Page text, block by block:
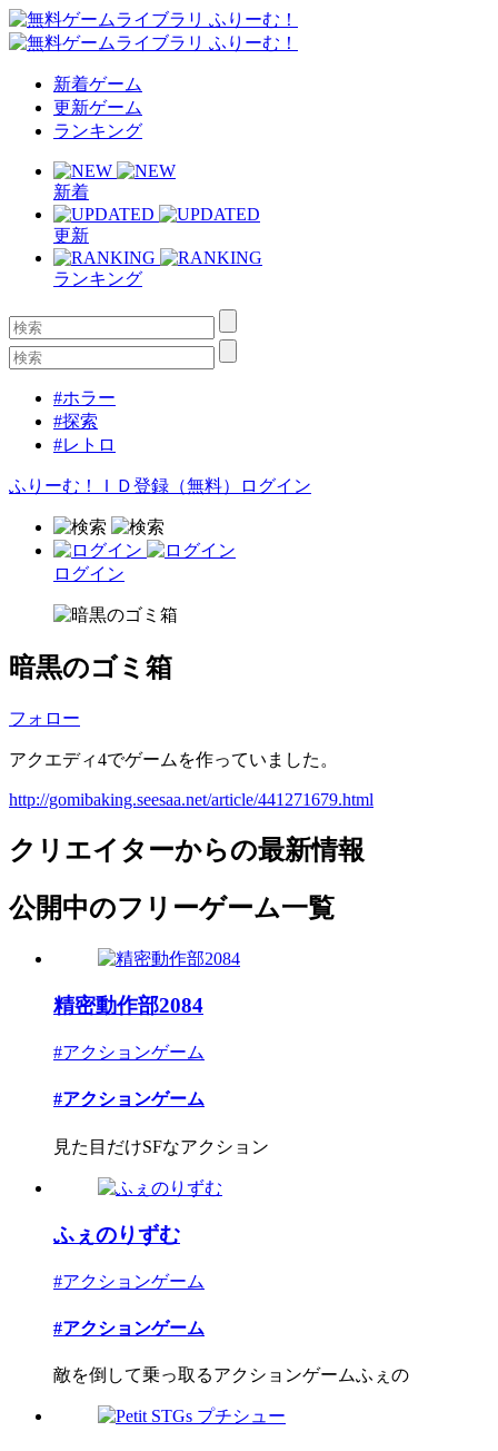
新着ゲーム
更新ゲーム
ランキング
新着
更新
ランキング
#ホラー
#探索
#レトロ
ふりーむ！ＩＤ登録（無料） ログイン
ログイン
暗黒のゴミ箱
フォロー
アクエディ4でゲームを作っていました。
http://gomibaking.seesaa.net/article/441271679.html
クリエイターからの最新情報
公開中のフリーゲーム一覧
精密動作部2084
#アクションゲーム
#アクションゲーム
見た目だけSFなアクション
ふぇのりずむ
#アクションゲーム
#アクションゲーム
敵を倒して乗っ取るアクションゲームふぇの